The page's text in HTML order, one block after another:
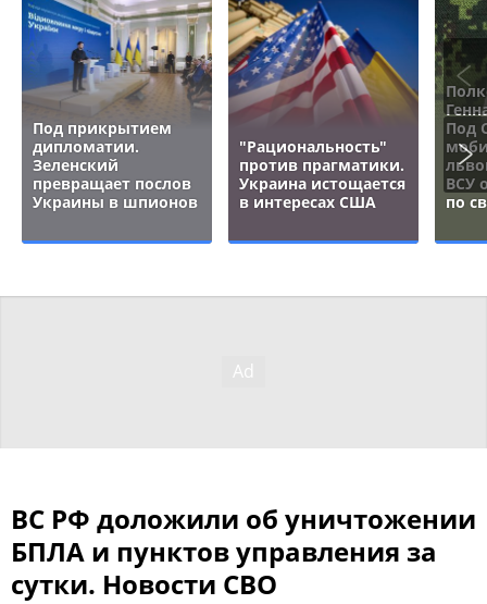
Под прикрытием
дипломатии.
Зеленский
превращает послов
Украины в шпионов
"Рациональность"
против прагматики.
Украина истощается
в интересах США
Под
ВСУ
по
ВС РФ доложили об уничтожении
БПЛА и пунктов управления за
сутки. Новости СВО